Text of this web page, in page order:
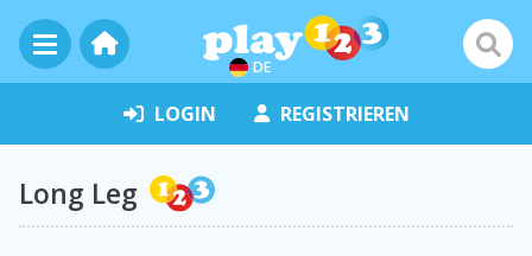
DE
LOGIN REGISTRIEREN
Long Leg